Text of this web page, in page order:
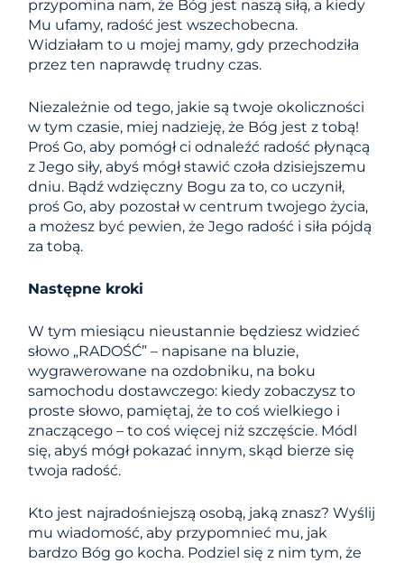
przypomina nam, że Bóg jest naszą siłą, a kiedy
Mu ufamy, radość jest wszechobecna.
Widziałam to u mojej mamy, gdy przechodziła
przez ten naprawdę trudny czas.
Niezależnie od tego, jakie są twoje okoliczności
w tym czasie, miej nadzieję, że Bóg jest z tobą!
Proś Go, aby pomógł ci odnaleźć radość płynącą
z Jego siły, abyś mógł stawić czoła dzisiejszemu
dniu. Bądź wdzięczny Bogu za to, co uczynił,
proś Go, aby pozostał w centrum twojego życia,
a możesz być pewien, że Jego radość i siła pójdą
za tobą.
Następne kroki
W tym miesiącu nieustannie będziesz widzieć
słowo „RADOŚĆ” – napisane na bluzie,
wygrawerowane na ozdobniku, na boku
samochodu dostawczego: kiedy zobaczysz to
proste słowo, pamiętaj, że to coś wielkiego i
znaczącego – to coś więcej niż szczęście. Módl
się, abyś mógł pokazać innym, skąd bierze się
twoja radość.
Kto jest najradośniejszą osobą, jaką znasz? Wyślij
mu wiadomość, aby przypomnieć mu, jak
bardzo Bóg go kocha. Podziel się z nim tym, że